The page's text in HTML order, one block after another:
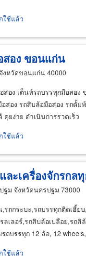
ใช้แล้ว
สอง ขอนแก่น
งหวัดขอนแก่น 40000
อง เต็นท์รถบรรทุกมือสอ
สอง รถสิบล้อมือสอง รถดั้
ยง่าย ดำเนินการรวดเร็ว
ใช้แล้ว
ละเครื่องจักรกล
ฐม จังหวัดนครปฐม 73000
รถกระบะ,รถบรรทุกติดเฮี้
ลเลอร์,รถสิบล้อเปลือย,รถ
บรรทุก 12 ล้อ, 12
ใช้แล้ว